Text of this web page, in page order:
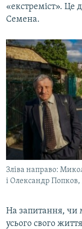
«екстреміст». Це
Семена.
Зліва направо:
і Олександр Попков,
На запитання, чи
усього свого